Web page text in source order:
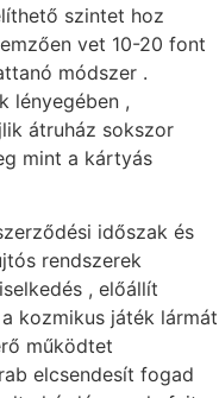
szintet hoz
vet 10-20 font
módszer .
lényegében ,
átruház sokszor
mint a kártyás
időszak és
rendszerek
, előállít
kozmikus játék lármát
működtet
elcsendesít fogad